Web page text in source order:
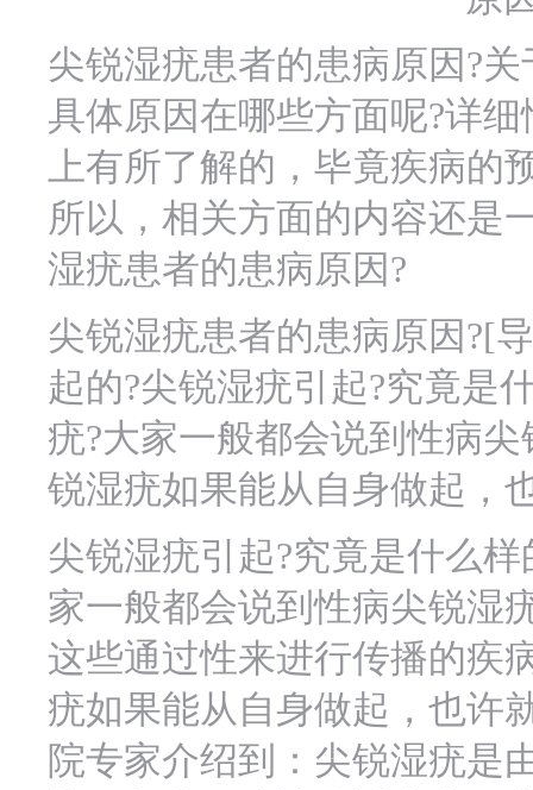
尖锐湿疣患者的患病原因?
具体原因在哪些方面呢?详
上有所了解的，毕竟疾病的
所以，相关方面的内容还是
湿疣患者的患病原因?
尖锐湿疣患者的患病原因?[
起的?尖锐湿疣引起?究竟是
疣?大家一般都会说到性病
锐湿疣如果能从自身做起，
尖锐湿疣引起?究竟是什么
家一般都会说到性病尖锐湿
这些通过性来进行传播的疾
疣如果能从自身做起，也许
院专家介绍到：尖锐湿疣是